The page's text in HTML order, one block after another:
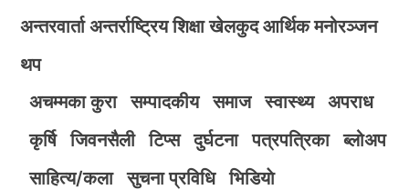
अन्तरवार्ता अन्तर्राष्ट्रिय शिक्षा खेलकुद आर्थिक मनोरञ्जन
थप
अचम्मका कुरा
सम्पादकीय समाज स्वास्थ्य
अपराध
कृर्षि
जिवनसैली टिप्स दुर्घटना पत्रपत्रिका
ब्लोअप
साहित्य/कला
सुचना प्रविधि भिडियाे